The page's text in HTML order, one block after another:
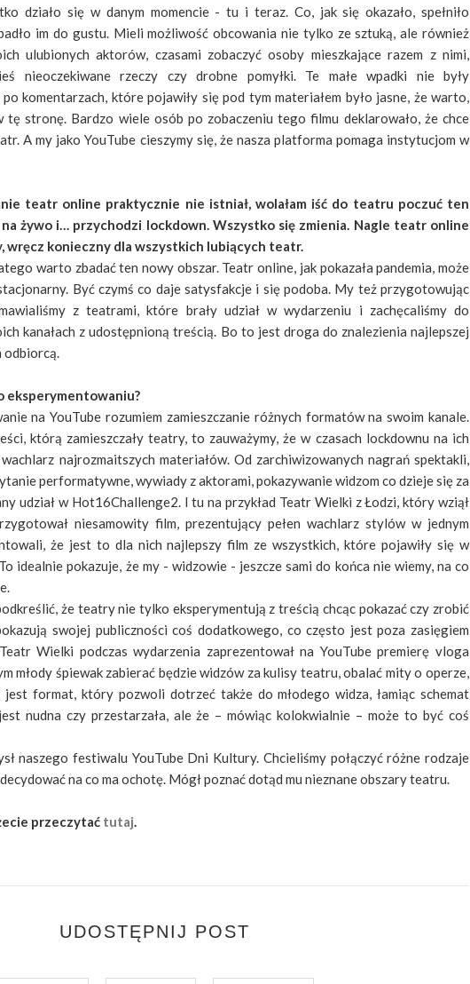
działo się w danym momencie - tu i teraz. Co, jak się okazało, spełniło
im do gustu. Mieli możliwość obcowania nie tylko ze sztuką, ale również
ulubionych aktorów, czasami zobaczyć osoby mieszkające razem z nimi,
nieoczekiwane rzeczy czy drobne pomyłki. Te małe wpadki nie były
komentarzach, które pojawiły się pod tym materiałem było jasne, że warto,
tę stronę. Bardzo wiele osób po zobaczeniu tego filmu deklarowało, że chce
A my jako YouTube cieszymy się, że nasza platforma pomaga instytucjom w
teatr online praktycznie nie istniał, wolałam iść do teatru poczuć ten
żywo i… przychodzi lockdown. Wszystko się zmienia. Nagle teatr online
wręcz konieczny dla wszystkich lubiących teatr.
warto zbadać ten nowy obszar. Teatr online, jak pokazała pandemia, może
Być czymś co daje satysfakcje i się podoba. My też przygotowując
z teatrami, które brały udział w wydarzeniu i zachęcaliśmy do
kanałach z udostępnioną treścią. Bo to jest droga do znalezienia najlepszej
odbiorcą.
eksperymentowaniu?
na YouTube rozumiem zamieszczanie różnych formatów na swoim kanale.
którą zamieszczały teatry, to zauważymy, że w czasach lockdownu na ich
wachlarz najrozmaitszych materiałów. Od zarchiwizowanych nagrań spektakli,
performatywne, wywiady z aktorami, pokazywanie widzom co dzieje się za
udział w Hot16Challenge2. I tu na przykład Teatr Wielki z Łodzi, który wziął
niesamowity film, prezentujący pełen wachlarz stylów w jednym
że jest to dla nich najlepszy film ze wszystkich, które pojawiły się w
idealnie pokazuje, że my - widzowie - jeszcze sami do końca nie wiemy, na co
że teatry nie tylko eksperymentują z treścią chcąc pokazać czy zrobić
swojej publiczności coś dodatkowego, co często jest poza zasięgiem
Wielki podczas wydarzenia zaprezentował na YouTube premierę vloga
młody śpiewak zabierać będzie widzów za kulisy teatru, obalać mity o operze,
format, który pozwoli dotrzeć także do młodego widza, łamiąc schemat
nudna czy przestarzała, ale że – mówiąc kolokwialnie – może to być coś
naszego festiwalu YouTube Dni Kultury. Chcieliśmy połączyć różne rodzaje
na co ma ochotę. Mógł poznać dotąd mu nieznane obszary teatru.
przeczytać tutaj.
UDOSTĘPNIJ POST